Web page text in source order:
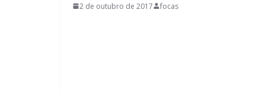
2 de outubro de 2017 focas